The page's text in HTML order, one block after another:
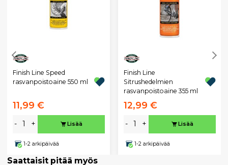
Finish Line Speed
rasvanpoistoaine 550 ml
11,99 €
- + Lisää
1-2 arkipäivää
Finish Line
Sitrushedelmien
rasvanpoistoaine 355 ml
12,99 €
- + Lisää
1-2 arkipäivää
Saattaisit pitää myös